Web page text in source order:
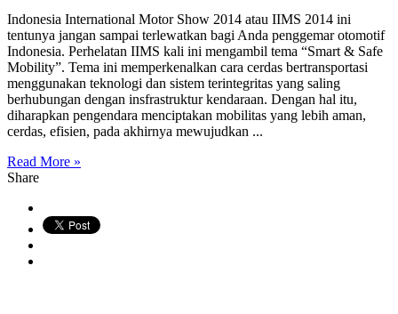
Indonesia International Motor Show 2014 atau IIMS 2014 ini
tentunya jangan sampai terlewatkan bagi Anda penggemar otomotif
Indonesia. Perhelatan IIMS kali ini mengambil tema “Smart & Safe
Mobility”. Tema ini memperkenalkan cara cerdas bertransportasi
menggunakan teknologi dan sistem terintegritas yang saling
berhubungan dengan insfrastruktur kendaraan. Dengan hal itu,
diharapkan pengendara menciptakan mobilitas yang lebih aman,
cerdas, efisien, pada akhirnya mewujudkan ...
Read More »
Share